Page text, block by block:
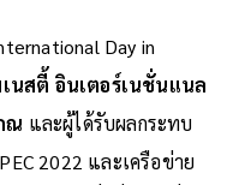
Day in
นสตี้ อินเตอร์เนชั่นแนล
ณ และผู้ได้รับผลกระทบ
2022 และเครือข่าย